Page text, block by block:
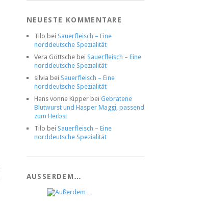
NEUESTE KOMMENTARE
Tilo bei Sauerfleisch – Eine
norddeutsche Spezialität
Vera Göttschebei Sauerfleisch – Eine
norddeutsche Spezialität
silvia bei Sauerfleisch – Eine
norddeutsche Spezialität
Hans vonne Kipperbei Gebratene
Blutwurst und Hasper Maggi, passend
zum Herbst
Tilo bei Sauerfleisch – Eine
norddeutsche Spezialität
AUSSERDEM…